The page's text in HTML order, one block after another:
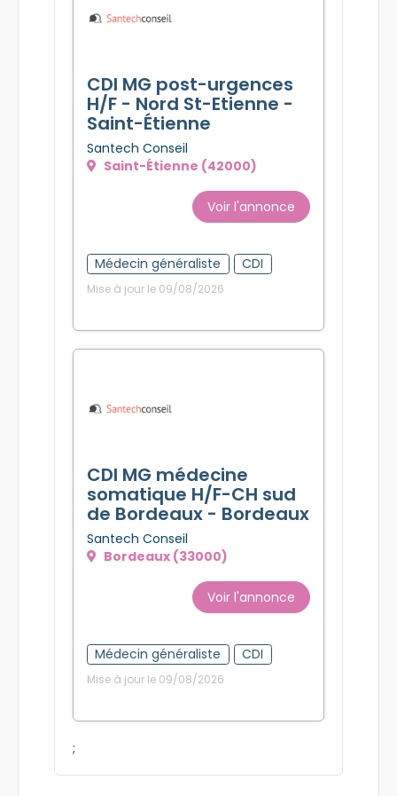
CDI MG post-urgences
H/F - Nord St-Etienne -
Saint-Étienne
Santech Conseil
Saint-Étienne (42000)
Voir l'annonce
Médecin généraliste CDI
Mise à jour le 09/08/2026
CDI MG médecine
somatique H/F-CH sud
de Bordeaux - Bordeaux
Santech Conseil
Bordeaux (33000)
Voir l'annonce
Médecin généraliste CDI
Mise à jour le 09/08/2026
;